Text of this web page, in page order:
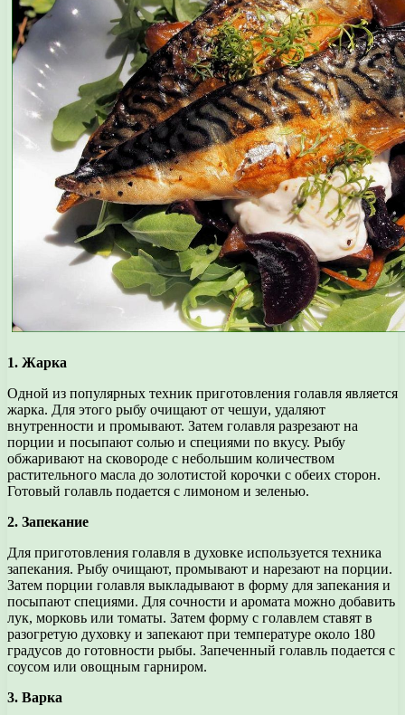
1. Жарка
Одной из популярных техник приготовления голавля является
жарка. Для этого рыбу очищают от чешуи, удаляют
внутренности и промывают. Затем голавля разрезают на
порции и посыпают солью и специями по вкусу. Рыбу
обжаривают на сковороде с небольшим количеством
растительного масла до золотистой корочки с обеих сторон.
Готовый голавль подается с лимоном и зеленью.
2. Запекание
Для приготовления голавля в духовке используется техника
запекания. Рыбу очищают, промывают и нарезают на порции.
Затем порции голавля выкладывают в форму для запекания и
посыпают специями. Для сочности и аромата можно добавить
лук, морковь или томаты. Затем форму с голавлем ставят в
разогретую духовку и запекают при температуре около 180
градусов до готовности рыбы. Запеченный голавль подается с
соусом или овощным гарниром.
3. Варка